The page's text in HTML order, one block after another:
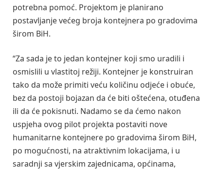
potrebna pomoć. Projektom je planirano
postavljanje većeg broja kontejnera po gradovima
širom BiH.
“Za sada je to jedan kontejner koji smo uradili i
osmislili u vlastitoj režiji. Kontejner je konstruiran
tako da može primiti veću količinu odjeće i obuće,
bez da postoji bojazan da će biti oštećena, otuđena
ili da će pokisnuti. Nadamo se da ćemo nakon
uspjeha ovog pilot projekta postaviti nove
humanitarne kontejnere po gradovima širom BiH,
po mogućnosti, na atraktivnim lokacijama, i u
saradnji sa vjerskim zajednicama, općinama,